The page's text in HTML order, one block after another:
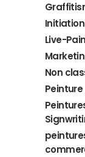
Live-
Non